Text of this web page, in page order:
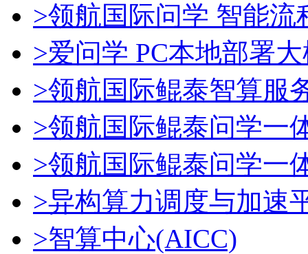
>领航国际问学 智能流
>爱问学 PC本地部署
>领航国际鲲泰智算服
>领航国际鲲泰问学一
>领航国际鲲泰问学一
>异构算力调度与加速
>智算中心(AICC)